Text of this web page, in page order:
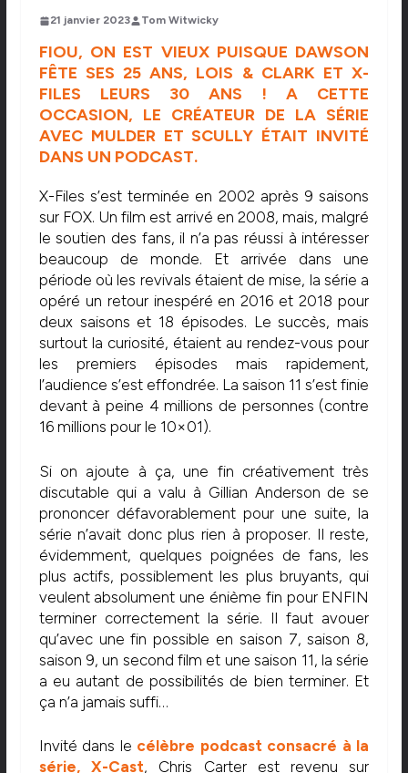
21 janvier 2023 Tom Witwicky
FIOU, ON EST VIEUX PUISQUE DAWSON
FÊTE SES 25 ANS, LOIS & CLARK ET X-
FILES LEURS 30 ANS ! A CETTE
OCCASION, LE CRÉATEUR DE LA SÉRIE
AVEC MULDER ET SCULLY ÉTAIT INVITÉ
DANS UN PODCAST.
X-Files s’est terminée en 2002 après 9 saisons
sur FOX. Un film est arrivé en 2008, mais, malgré
le soutien des fans, il n’a pas réussi à intéresser
beaucoup de monde. Et arrivée dans une
période où les revivals étaient de mise, la série a
opéré un retour inespéré en 2016 et 2018 pour
deux saisons et 18 épisodes. Le succès, mais
surtout la curiosité, étaient au rendez-vous pour
les premiers épisodes mais rapidement,
l’audience s’est effondrée. La saison 11 s’est finie
devant à peine 4 millions de personnes (contre
16 millions pour le 10×01).
Si on ajoute à ça, une fin créativement très
discutable qui a valu à Gillian Anderson de se
prononcer défavorablement pour une suite, la
série n’avait donc plus rien à proposer. Il reste,
évidemment, quelques poignées de fans, les
plus actifs, possiblement les plus bruyants, qui
veulent absolument une énième fin pour ENFIN
terminer correctement la série. Il faut avouer
qu’avec une fin possible en saison 7, saison 8,
saison 9, un second film et une saison 11, la série
a eu autant de possibilités de bien terminer. Et
ça n’a jamais suffi…
Invité dans le célèbre podcast consacré à la
série, X-Cast, Chris Carter est revenu sur